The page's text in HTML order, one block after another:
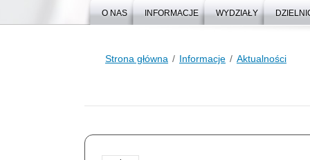
O NAS INFORMACJE WYDZIAŁY
Strona główna Informacje Aktualności